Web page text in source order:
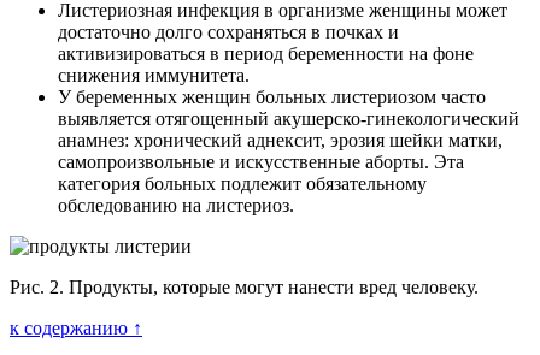
Листериозная инфекция в организме женщины может
достаточно долго сохраняться в почках и
активизироваться в период беременности на фоне
снижения иммунитета.
У беременных женщин больных листериозом часто
выявляется отягощенный акушерско-гинекологический
анамнез: хронический аднексит, эрозия шейки матки,
самопроизвольные и искусственные аборты. Эта
категория больных подлежит обязательному
обследованию на листериоз.
Рис. 2. Продукты, которые могут нанести вред человеку.
к содержанию ↑